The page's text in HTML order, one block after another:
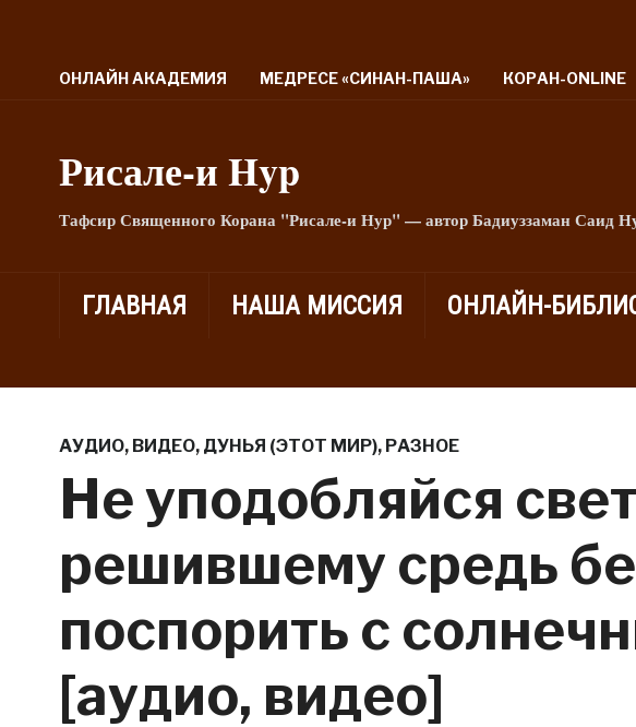
ОНЛАЙН АКАДЕМИЯ МЕДРЕСЕ «СИНАН-ПАША» КОРАН-ONLINE
Рисале-и Hyp
Тафсир Священного Корана "Рисале-и Нур" — автор Бадиуззаман Саид
ГЛАВНАЯ НАША МИССИЯ ОНЛАЙН-
АУДИО, ВИДЕО, ДУНЬЯ (ЭТОТ МИР), РАЗНОЕ
Не уподобляйся
решившему средь
поспорить с
[аудио, видео]